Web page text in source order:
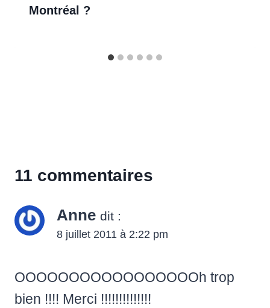
Montréal ?
11 commentaires
Anne dit :
8 juillet 2011 à 2:22 pm
OOOOOOOOOOOOOOOOOh trop
bien !!!! Merci !!!!!!!!!!!!!!